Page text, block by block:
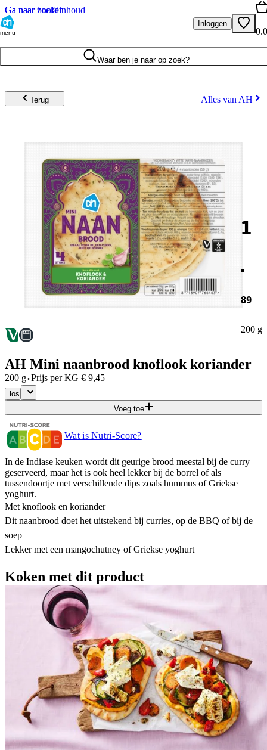
Ga naar hoofdinhoud
Ga naar zoeken
menu
Inloggen
Waar ben je naar op zoek?
Terug Alles van AH
1
.
89
200 g
AH Mini naanbrood knoflook koriander
200 g·Prijs per KG € 9,45
los
Voeg toe
Wat is Nutri-Score?
In de Indiase keuken wordt dit geurige brood meestal bij de curry
geserveerd, maar het is ook heel lekker bij de borrel of als
tussendoortje met verschillende dips zoals hummus of Griekse
yoghurt.​
Met knoflook en koriander
Dit naanbrood doet het uitstekend bij curries, op de BBQ of bij de
soep​
Lekker met een mangochutney of Griekse yoghurt​
Koken met dit product